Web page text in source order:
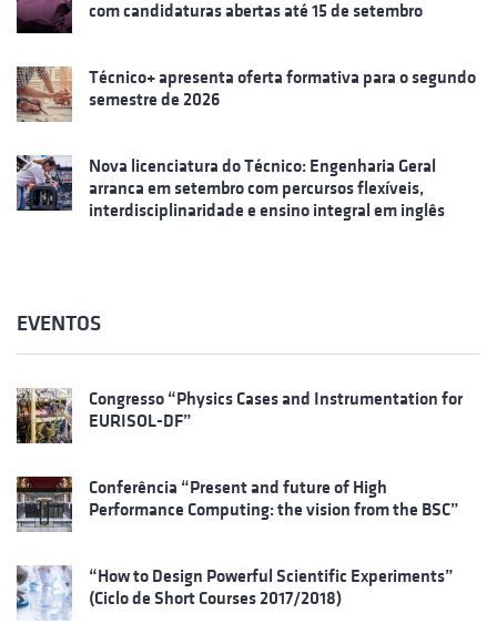
com candidaturas abertas até 15 de setembro
Técnico+ apresenta oferta formativa para o segundo
semestre de 2026
Nova licenciatura do Técnico: Engenharia Geral
arranca em setembro com percursos flexíveis,
interdisciplinaridade e ensino integral em inglês
EVENTOS
Congresso “Physics Cases and Instrumentation for
EURISOL-DF”
Conferência “Present and future of High
Performance Computing: the vision from the BSC”
“How to Design Powerful Scientific Experiments”
(Ciclo de Short Courses 2017/2018)